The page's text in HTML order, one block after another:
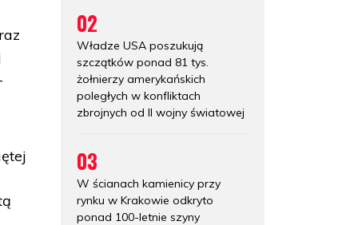
02
Władze USA poszukują
szczątków ponad 81 tys.
żołnierzy amerykańskich
poległych w konfliktach
zbrojnych od II wojny światowej
03
W ścianach kamienicy przy
rynku w Krakowie odkryto
ponad 100-letnie szyny